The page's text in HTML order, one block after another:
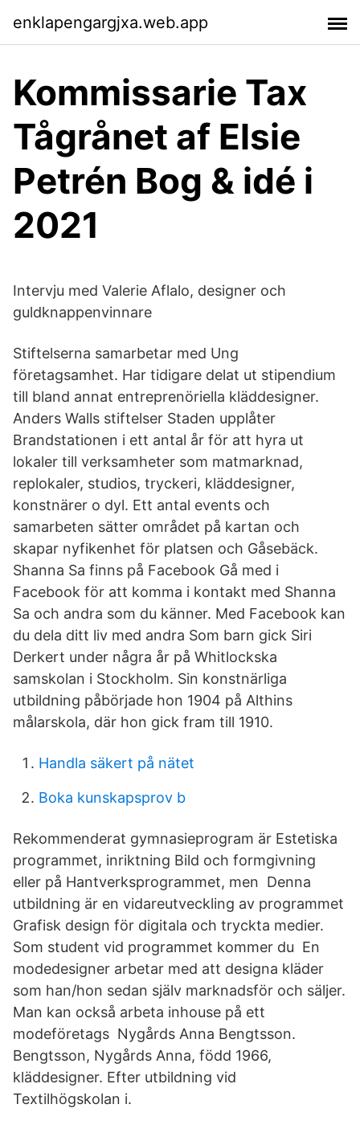
enklapengargjxa.web.app
Kommissarie Tax
Tågrånet af Elsie
Petrén Bog & idé i
2021
Intervju med Valerie Aflalo, designer och
guldknappenvinnare
Stiftelserna samarbetar med Ung
företagsamhet. Har tidigare delat ut stipendium
till bland annat entreprenöriella kläddesigner.
Anders Walls stiftelser Staden upplåter
Brandstationen i ett antal år för att hyra ut
lokaler till verksamheter som matmarknad,
replokaler, studios, tryckeri, kläddesigner,
konstnärer o dyl. Ett antal events och
samarbeten sätter området på kartan och
skapar nyfikenhet för platsen och Gåsebäck.
Shanna Sa finns på Facebook Gå med i
Facebook för att komma i kontakt med Shanna
Sa och andra som du känner. Med Facebook kan
du dela ditt liv med andra Som barn gick Siri
Derkert under några år på Whitlockska
samskolan i Stockholm. Sin konstnärliga
utbildning påbörjade hon 1904 på Althins
målarskola, där hon gick fram till 1910.
Handla säkert på nätet
Boka kunskapsprov b
Rekommenderat gymnasieprogram är Estetiska
programmet, inriktning Bild och formgivning
eller på Hantverksprogrammet, men Denna
utbildning är en vidareutveckling av programmet
Grafisk design för digitala och tryckta medier.
Som student vid programmet kommer du En
modedesigner arbetar med att designa kläder
som han/hon sedan själv marknadsför och säljer.
Man kan också arbeta inhouse på ett
modeföretags Nygårds Anna Bengtsson.
Bengtsson, Nygårds Anna, född 1966,
kläddesigner. Efter utbildning vid
Textilhögskolan i.